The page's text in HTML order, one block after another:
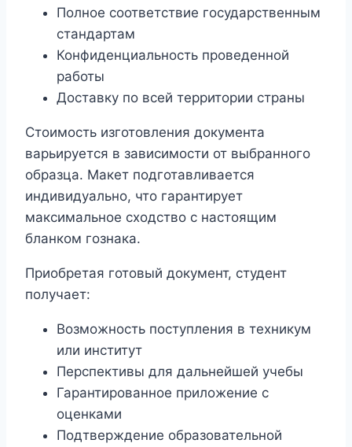
Полное соответствие государственным
стандартам
Конфиденциальность проведенной
работы
Доставку по всей территории страны
Стоимость изготовления документа
варьируется в зависимости от выбранного
образца. Макет подготавливается
индивидуально, что гарантирует
максимальное сходство с настоящим
бланком гознака.
Приобретая готовый документ, студент
получает:
Возможность поступления в техникум
или институт
Перспективы для дальнейшей учебы
Гарантированное приложение с
оценками
Подтверждение образовательной